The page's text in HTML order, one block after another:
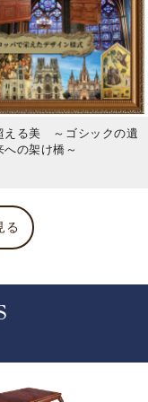
える美 ～ゴシックの遺
への架け橋～
る